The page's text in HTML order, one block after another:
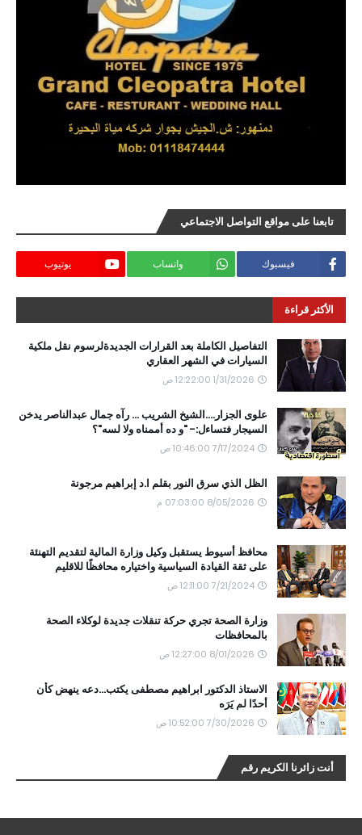
تابعنا على مواقع التواصل الاجتماعي
فيسبوك واتساب يوتيوب
الأكثر قراءة
التفاصيل الكاملة بعد القرارات الجديدةلرسوم نقل ملكية
السيارات في الشهر العقاري
1/31/2026 12:22:00 ص
علوى الجزار....الشيخ الشريب ... رآه جمال عبدالناصر يدخن
السيجار فتساءل:- "و ده أممناه ولا لسه"؟
7/17/2024 10:46:00 ص
الظل الذي سرق النور بقلم ا.د إبراهيم مرجونة
8/05/2026 07:03:00 م
محافظ أسيوط يستقبل وكيل وزارة المالية لتقديم التهنئة
على ثقة القيادة السياسية واختياره محافظًا للاقليم
7/21/2024 12:11:00 ص
وزارة الصحة تجري حركة تنقلات جديدة لوكلاء الصحة
بالمحافظات
8/01/2026 12:27:00 ص
الاستاذ الدكتور ابراهيم مصطفى يكتب...دعه ينهض كأن
أحدًا لم يَرَه
7/30/2026 10:52:00 ص
أنت زائرنا الكريم رقم